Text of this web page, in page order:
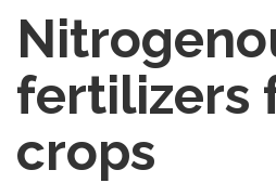
fertilizers
crops